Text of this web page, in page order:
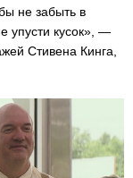
не забыть в
упусти кусок», —
Стивена Кинга,